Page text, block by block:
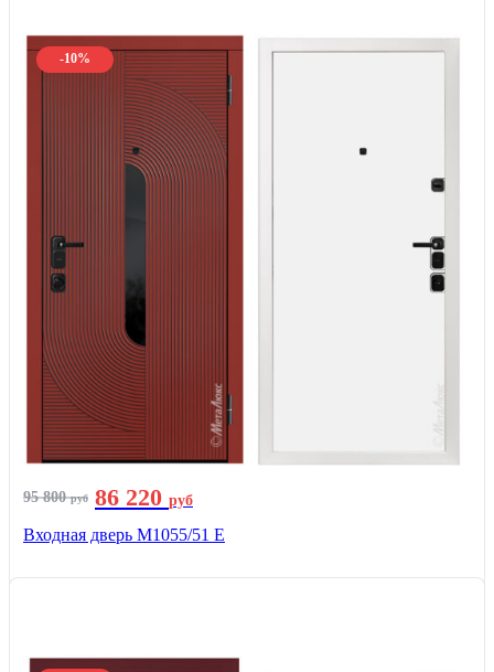
-10%
95 800руб 86 220 руб
Входная дверь М1055/51 Е